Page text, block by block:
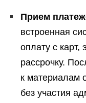
Прием
встроенная
оплату с карт,
рассрочку.
к материалам
без участия